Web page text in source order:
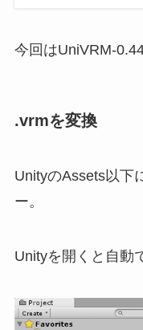
今回はUniVRM-
.vrmを変換
UnityのAssets以下
ー。
Unityを開くと自動